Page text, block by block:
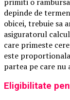
depinde de
obicei, trebuie sa
asiguratorul
care primeste
este
partea pe care
Eligibilitate